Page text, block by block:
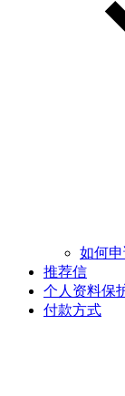
如何申
推荐信
个人资料保
付款方式